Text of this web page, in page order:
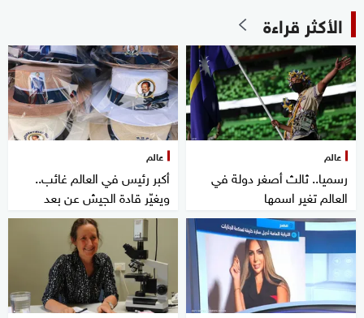
الأكثر قراءة
عالم
رسميا.. ثالث أصغر دولة في
العالم تغير اسمها
عالم
أكبر رئيس في العالم غائب..
ويغيّر قادة الجيش عن بعد